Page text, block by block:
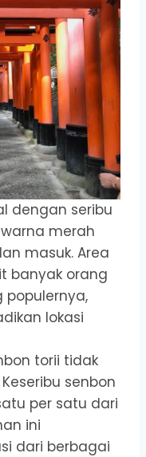
dengan seribu
merah
masuk. Area
banyak orang
populernya,
lokasi
torii tidak
senbon
per satu dari
ini
dari berbagai